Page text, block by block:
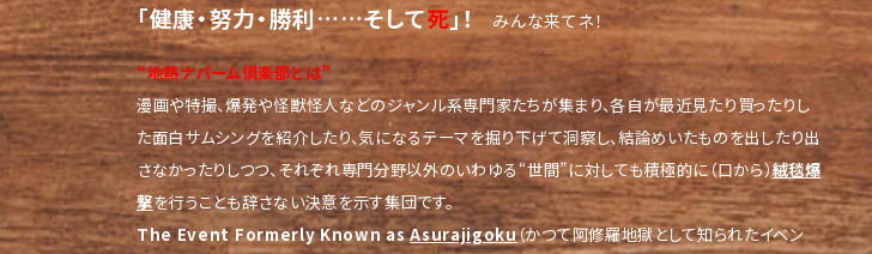
「健康・努力・勝利……そして死」！みんな来てネ！
“地熱ナパーム倶楽部とは”
漫画や特撮、爆発や怪獣怪人などのジャンル系専門家たちが集まり、各自が最近見たり買ったりし
た面白サムシングを紹介したり、気になるテーマを掘り下げて洞察し、結論めいたものを出したり出
さなかったりしつつ、それぞれ専門分野以外のいわゆる“世間”に対しても積極的に（口から）絨毯爆
撃を行うことも辞さない決意を示す集団です。
The Event Formerly Known asAsurajigoku（かつて阿修羅地獄として知られたイベン